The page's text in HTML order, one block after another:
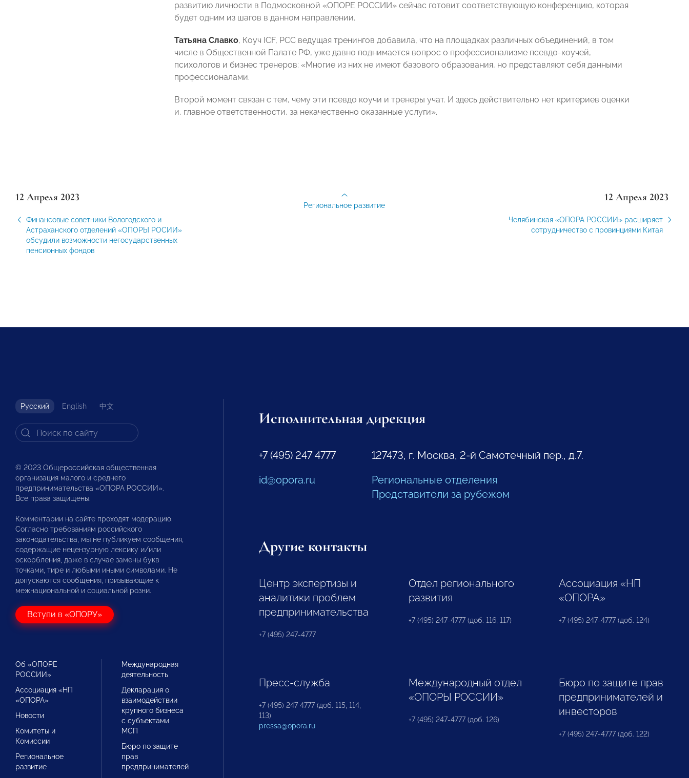
развитию личности в Подмосковной «ОПОРЕ РОССИИ» сейчас готовит соответствующую конференцию, которая
будет одним из шагов в данном направлении.
Татьяна Славко, Коуч ICF, PCC ведущая тренингов добавила, что на площадках различных объединений, в том
числе в Общественной Палате РФ, уже давно поднимается вопрос о профессионализме псевдо-коучей,
психологов и бизнес тренеров: «Многие из них не имеют базового образования, но представляют себя данными
профессионалами.
Второй момент связан с тем, чему эти псевдо коучи и тренеры учат. И здесь действительно нет критериев оценки
и, главное ответственности, за некачественно оказанные услуги».
12 Апреля 2023
Финансовые советники Вологодского и
Астраханского отделений «ОПОРЫ РОСИИ»
обсудили возможности негосударственных
пенсионных фондов
12 Апреля 2023
Челябинская «ОПОРА РОССИИ» расширяет
сотрудничество с провинциями Китая
Региональное развитие
Русский English 中文
© 2023 Общероссийская общественная
организация малого и среднего
предпринимательства «ОПОРА РОССИИ».
Все права защищены.
Комментарии на сайте проходят модерацию.
Согласно требованиям российского
законодательства, мы не публикуем сообщения,
содержащие нецензурную лексику и/или
оскорбления, даже в случае замены букв
точками, тире и любыми иными символами. Не
допускаются сообщения, призывающие к
межнациональной и социальной розни.
Вступи в «ОПОРУ»
Об «ОПОРЕ
РОССИИ»
Ассоциация «НП
«ОПОРА»
Новости
Комитеты и
Комиссии
Региональное
развитие
Международная
деятельность
Декларация о
взаимодействии
крупного бизнеса
с субъектами
МСП
Бюро по защите
прав
предпринимателей
Исполнительная дирекция
+7 (495) 247 4777
id@opora.ru
127473, г. Москва, 2-й Самотечный пер., д.7.
Региональные отделения
Представители за рубежом
Другие контакты
Центр экспертизы и
аналитики проблем
предпринимательства
+7 (495) 247-4777
Отдел регионального
развития
+7 (495) 247-4777 (доб. 116, 117)
Ассоциация «НП
«ОПОРА»
+7 (495) 247-4777 (доб. 124)
Пресс-служба
+7 (495) 247 4777 (доб. 115, 114,
113)
pressa@opora.ru
Международный отдел
«ОПОРЫ РОССИИ»
+7 (495) 247-4777 (доб. 126)
Бюро по защите прав
предпринимателей и
инвесторов
+7 (495) 247-4777 (доб. 122)